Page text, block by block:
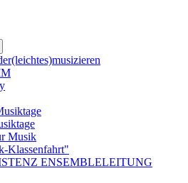
Musik
Klassenfahrt"
ENSEMBLELEITUNG